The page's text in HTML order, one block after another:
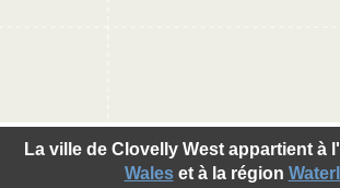
La ville de Clovelly West appartient à
Waleset à la région